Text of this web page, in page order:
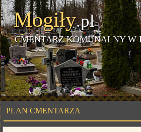
Mogiły.pl
CMENTARZ KOMUNALNY W
PLAN CMENTARZA